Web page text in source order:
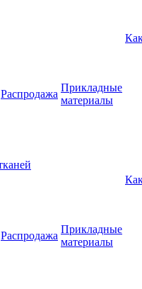
Распродажа
Прикладные
материалы
Распродажа
Прикладные
материалы